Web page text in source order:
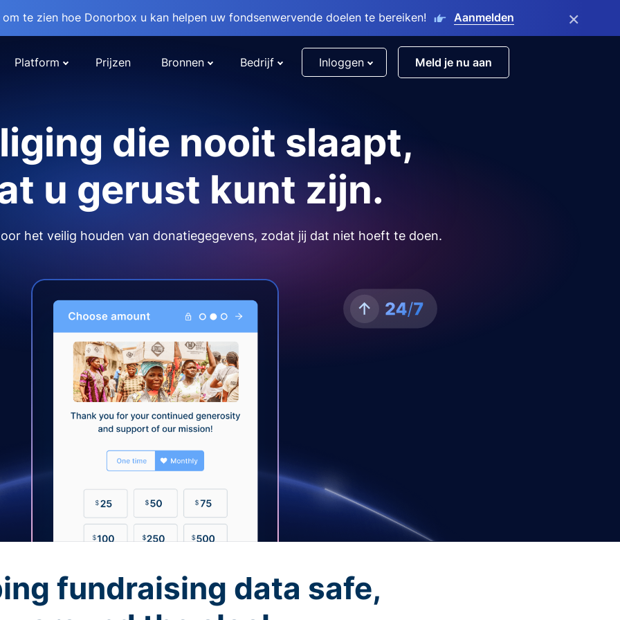
te zien hoe Donorbox u kan helpen uw fondsenwervende doelen te bereiken! Aanmelden ×
Platform Prijzen Bronnen Bedrijf Inloggen Meld je nu aan
die nooit slaapt,
u gerust kunt zijn.
het veilig houden van donatiegegevens, zodat jij dat niet hoeft te doen.
fundraising data safe,